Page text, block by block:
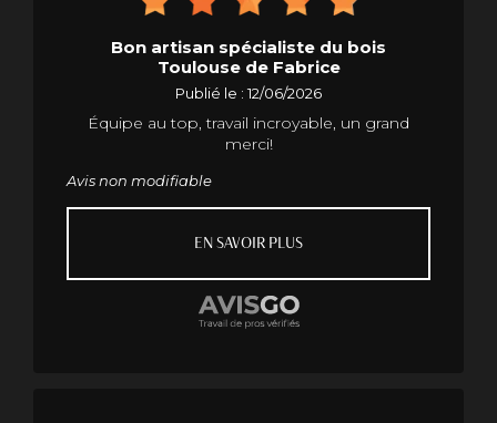
Bon artisan spécialiste du bois
Toulouse de Fabrice
Publié le : 12/06/2026
Équipe au top, travail incroyable, un grand
merci!
Avis non modifiable
EN SAVOIR PLUS